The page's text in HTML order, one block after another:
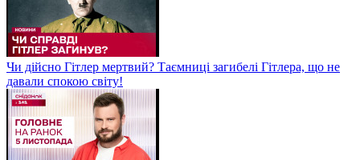
Чи дійсно Гітлер мертвий? Таємниці загибелі Гітлера, що не
давали спокою світу!